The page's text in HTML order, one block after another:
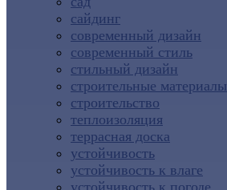
сайдинг
современный дизайн
современный стиль
стильный дизайн
строительные материалы
строительство
теплоизоляция
террасная доска
устойчивость
устойчивость к влаге
устойчивость к погоде